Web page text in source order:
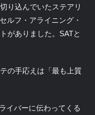
り込んでいたステアリ
セルフ・アライニング・
がありました。SATと
の手応えは「最も上質
イバーに伝わってくる